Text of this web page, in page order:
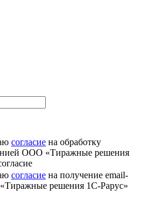
согласие на обработку
ООО «Тиражные решения
согласие на получение email-
решения 1С-Рарус»